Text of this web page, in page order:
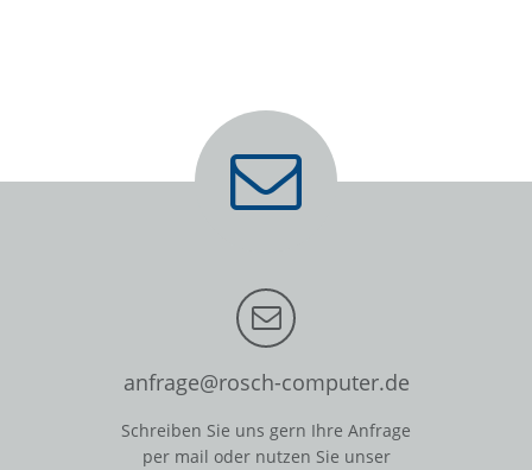
anfrage@rosch-computer.de
Schreiben Sie uns gern Ihre Anfrage
per mail oder nutzen Sie unser